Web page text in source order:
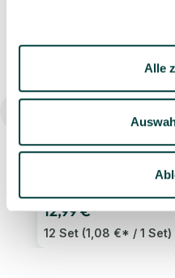
Alle
12,99 €*
12 Set (1,08 €* / 1 Set)